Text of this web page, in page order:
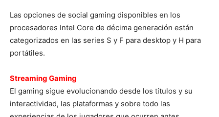
Las opciones de social gaming disponibles en los
procesadores Intel Core de décima generación están
categorizados en las series S y F para desktop y H para
portátiles.
Streaming Gaming
El gaming sigue evolucionando desde los títulos y su
interactividad, las plataformas y sobre todo las